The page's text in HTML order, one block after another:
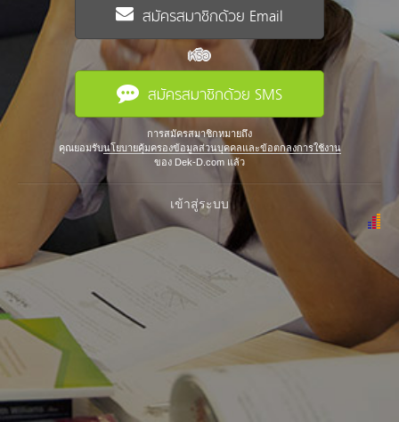
สมัครสมาชิกด้วย Email
หรือ
สมัครสมาชิกด้วย SMS
การสมัครสมาชิกหมายถึง
คุณยอมรับนโยบายคุ้มครองข้อมูลส่วนบุคคลและข้อตกลงการใช้งาน
ของ Dek-D.com แล้ว
เข้าสู่ระบบ